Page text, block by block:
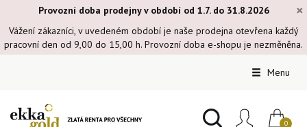
×
Provozní doba prodejny v období od 1.7. do 31.8.2026
Vážení zákazníci, v uvedeném období je naše prodejna otevřena každý
pracovní den od 9,00 do 15,00 h. Provozní doba e-shopu je nezměněna.
Menu